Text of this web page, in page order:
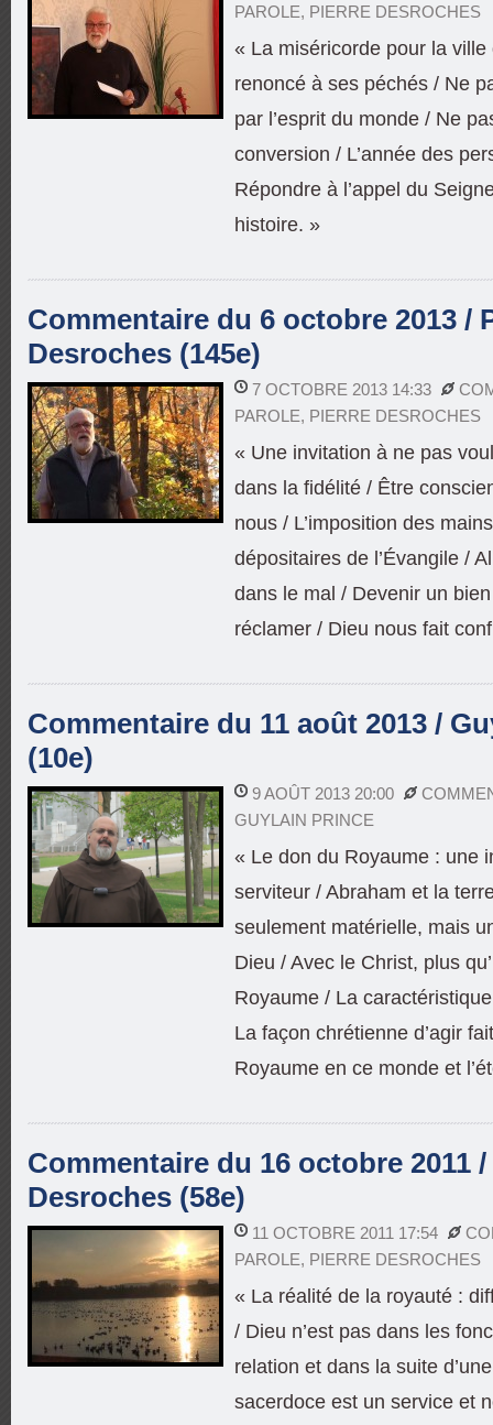
PAROLE, PIERRE DESROCHES
« La miséricorde pour la
renoncé à ses péchés / Ne
par l’esprit du monde / Ne
conversion / L’année des
Répondre à l’appel du
histoire. »
Commentaire du 6 octobre 2013 /
Desroches (145e)
7 OCTOBRE 2013 14:33
PAROLE, PIERRE DESROCHES
« Une invitation à ne pas
dans la fidélité / Être
nous / L’imposition des
dépositaires de l’Évangile /
dans le mal / Devenir un
réclamer / Dieu nous fait
Commentaire du 11 août 2013 /
(10e)
9 AOÛT 2013 20:00
GUYLAIN PRINCE
« Le don du Royaume : une
serviteur / Abraham et la
seulement matérielle, mais
Dieu / Avec le Christ, plus
Royaume / La
La façon chrétienne d’agir
Royaume en ce monde et
Commentaire du 16 octobre 2011
Desroches (58e)
11 OCTOBRE 2011 17:54
PAROLE, PIERRE DESROCHES
« La réalité de la royauté :
/ Dieu n’est pas dans les
relation et dans la suite
sacerdoce est un service et